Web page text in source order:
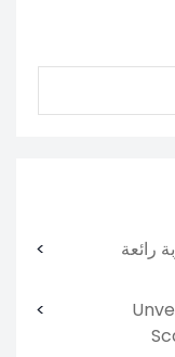
رائعة